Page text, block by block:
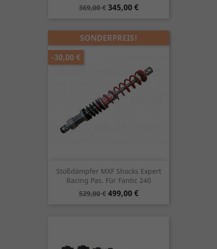
Verkaufspreis
369,00 € Preis
345,00 €
Stoßdämpfer MXF Shocks Expert
Racing Pas. Für Fantic 240
Verkaufspreis
529,00 € Preis
499,00 €
SONDERPREIS!
-30,00 €